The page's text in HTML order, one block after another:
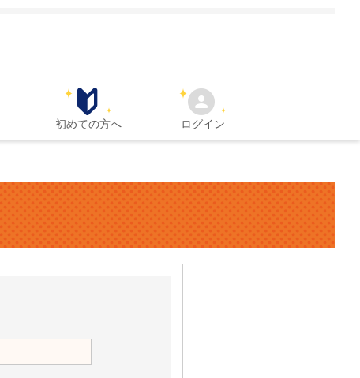
初めての方へ ログイン